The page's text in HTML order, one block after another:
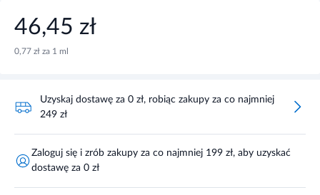
46,45 zł
0,77 zł za 1 ml
Uzyskaj dostawę za 0 zł, robiąc zakupy za co najmniej
249 zł
Zaloguj się i zrób zakupy za co najmniej 199 zł, aby uzyskać
dostawę za 0 zł